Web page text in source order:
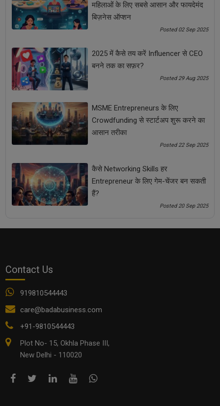
कैसे Networking Skills हर Entrepreneur के लिए गेम-चेंजर बन
सकती हैं?
MSME Funding Schemes 2025: छोटे व्यवसायों के लिए
महिलाओं के लिए सबसे आसान और फायदेमंद
बिज़नेस ऑप्शन
Posted 02 Sep 2025
2025 में कैसे तय करें Influencer से CEO
बनने तक का सफ़र?
Posted 29 Aug 2025
MSME Entrepreneurs के लिए
Crowdfunding से स्टार्टअप शुरू करने का
आसान तरीका
Posted 22 Sep 2025
कैसे Networking Skills हर
Entrepreneur के लिए गेम-चेंजर बन सकती
हैं?
Posted 20 Sep 2025
Contact Us
919810544443
care@badabusiness.com
+91-9810544443
Plot No- 15, Okhla Phase III,
New Delhi - 110020